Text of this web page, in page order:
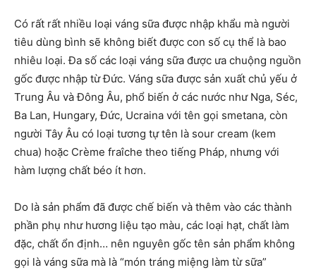
Có rất rất nhiều loại váng sữa được nhập khẩu mà người
tiêu dùng bình sẽ không biết được con số cụ thể là bao
nhiêu loại. Đa số các loại váng sữa được ưa chuộng nguồn
gốc được nhập từ Đức. Váng sữa được sản xuất chủ yếu ở
Trung Âu và Đông Âu, phổ biến ở các nước như Nga, Séc,
Ba Lan, Hungary, Đức, Ucraina với tên gọi smetana, còn
người Tây Âu có loại tương tự tên là sour cream (kem
chua) hoặc Crème fraîche theo tiếng Pháp, nhưng với
hàm lượng chất béo ít hơn.
Do là sản phẩm đã được chế biến và thêm vào các thành
phần phụ như hương liệu tạo màu, các loại hạt, chất làm
đặc, chất ổn định… nên nguyên gốc tên sản phẩm không
gọi là váng sữa mà là “món tráng miệng làm từ sữa”